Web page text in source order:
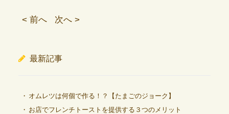
< 前へ 次へ >
最新記事
オムレツは何個で作る！？【たまごのジョーク】
お店でフレンチトーストを提供する３つのメリット